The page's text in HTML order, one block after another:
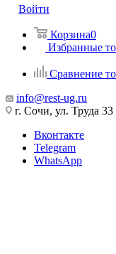
Войти
Корзина0
Избранные
Сравнение
info@rest-ug.ru
г. Сочи, ул. Труда 33
Вконтакте
Telegram
WhatsApp